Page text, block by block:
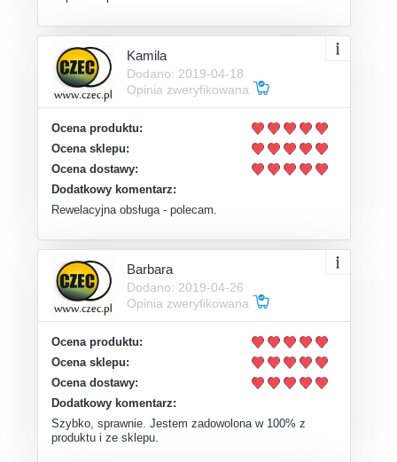
Kamila
Dodano: 2019-04-18
Opinia zweryfikowana
Ocena produktu:
Ocena sklepu:
Ocena dostawy:
Dodatkowy komentarz:
Rewelacyjna obsługa - polecam.
Barbara
Dodano: 2019-04-26
Opinia zweryfikowana
Ocena produktu:
Ocena sklepu:
Ocena dostawy:
Dodatkowy komentarz:
Szybko, sprawnie. Jestem zadowolona w 100% z
produktu i ze sklepu.